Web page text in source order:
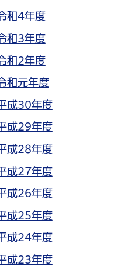
和4年度
和3年度
和2年度
和元年度
成30年度
成29年度
成28年度
成27年度
成26年度
成25年度
成24年度
成23年度